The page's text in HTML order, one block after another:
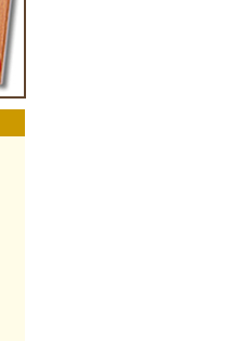
^